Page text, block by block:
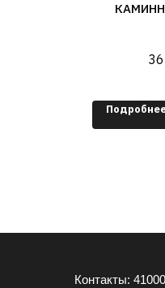
Контакты: